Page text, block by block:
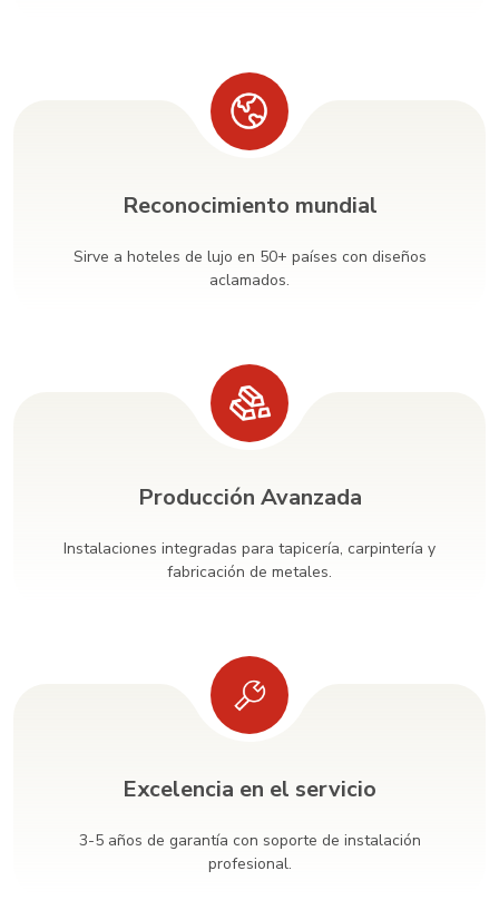
Reconocimiento mundial
Sirve a hoteles de lujo en 50+ países con diseños
aclamados.
Producción Avanzada
Instalaciones integradas para tapicería, carpintería y
fabricación de metales.
Excelencia en el servicio
3-5 años de garantía con soporte de instalación
profesional.